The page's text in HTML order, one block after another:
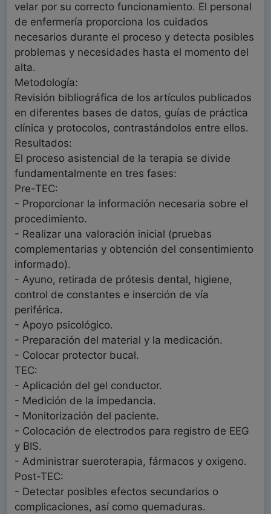
velar por su correcto funcionamiento. El personal
de enfermería proporciona los cuidados
necesarios durante el proceso y detecta posibles
problemas y necesidades hasta el momento del
alta.
Metodología:
Revisión bibliográfica de los artículos publicados
en diferentes bases de datos, guías de práctica
clínica y protocolos, contrastándolos entre ellos.
Resultados:
El proceso asistencial de la terapia se divide
fundamentalmente en tres fases:
Pre-TEC:
- Proporcionar la información necesaria sobre el
procedimiento.
- Realizar una valoración inicial (pruebas
complementarias y obtención del consentimiento
informado).
- Ayuno, retirada de prótesis dental, higiene,
control de constantes e inserción de vía
periférica.
- Apoyo psicológico.
- Preparación del material y la medicación.
- Colocar protector bucal.
TEC:
- Aplicación del gel conductor.
- Medición de la impedancia.
- Monitorización del paciente.
- Colocación de electrodos para registro de EEG
y BIS.
- Administrar sueroterapia, fármacos y oxigeno.
Post-TEC:
- Detectar posibles efectos secundarios o
complicaciones, así como quemaduras.